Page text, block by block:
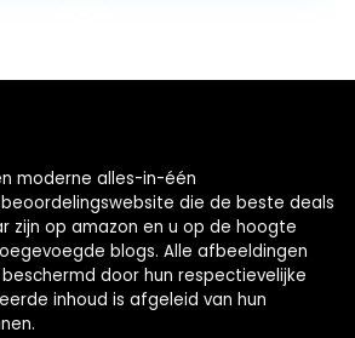
moderne alles-in-één
die de beste deals
zijn op amazon en u op de hoogte
blogs. Alle afbeeldingen
door hun respectievelijke
inhoud is afgeleid van hun